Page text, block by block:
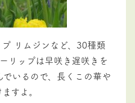
リムジンなど、30種類
リップは早咲き遅咲きを
いるので、長くこの華や
すよ。